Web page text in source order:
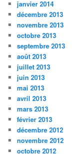
janvier 2014
décembre 2013
novembre 2013
octobre 2013
septembre 2013
août 2013
juillet 2013
juin 2013
mai 2013
avril 2013
mars 2013
février 2013
décembre 2012
novembre 2012
octobre 2012